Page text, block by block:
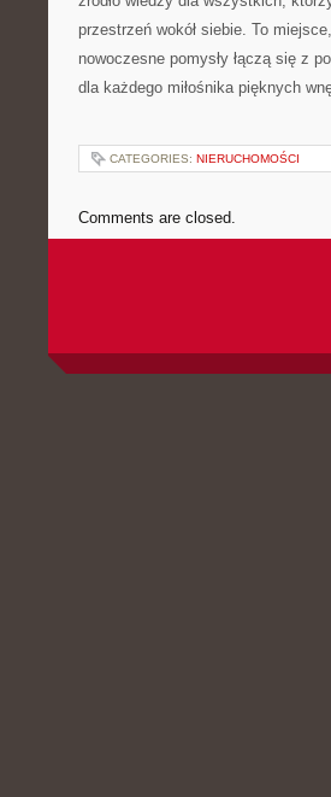
przestrzeń wokół siebie. To
nowoczesne pomysły łączą się z
dla każdego miłośnika pięknych
CATEGORIES: NIERUCHOMOŚCI
Comments are closed.